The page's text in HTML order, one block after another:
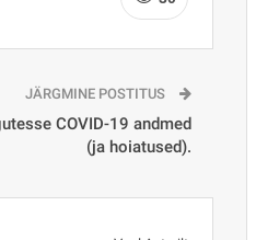
JÄRGMINE POSTITUS
COVID-19 andmed
(ja hoiatused).